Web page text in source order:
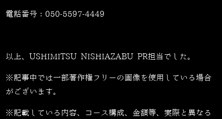
電話番号： 050-5597-4449
以上、USHIMITSU NISHIAZABU PR担当でした。
※記事中では一部著作権フリーの画像を使用している場合
がございます。
※記載している内容、コース構成、金額等、実際と異なる